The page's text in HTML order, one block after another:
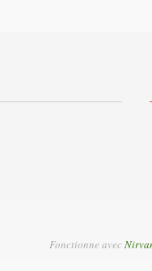
Fonctionne avec